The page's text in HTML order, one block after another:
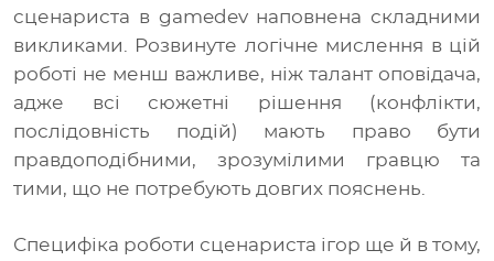
сценариста в gamedev наповнена складними
викликами. Розвинуте логічне мислення в цій
роботі не менш важливе, ніж талант оповідача,
адже всі сюжетні рішення (конфлікти,
послідовність подій) мають право бути
правдоподібними, зрозумілими гравцю та
тими, що не потребують довгих пояснень.
Специфіка роботи сценариста ігор ще й в тому,